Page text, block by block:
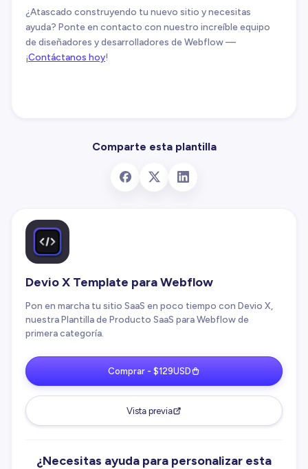
¿Atascado construyendo tu nuevo sitio y necesitas
ayuda? Ponte en contacto con nuestro increíble equipo
de diseñadores y desarrolladores de Webflow —
¡Contáctanos hoy!
Comparte esta plantilla
Devio X Template para Webflow
Pon en marcha tu sitio SaaS en poco tiempo con Devio X,
nuestra Plantilla de Producto SaaS para Webflow de
primera categoría.
Comprar - $129USD
Vista previa
¿Necesitas ayuda para personalizar esta